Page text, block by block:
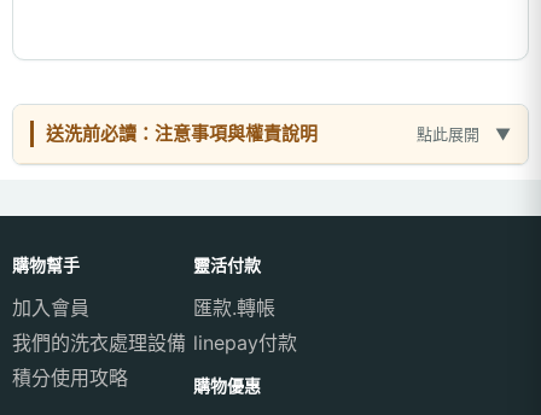
送洗前必讀：注意事項與權責說明 點此展開
購物幫手
加入會員
我們的洗衣處理設備
積分使用攻略
靈活付款
匯款.轉帳
linepay付款
購物優惠